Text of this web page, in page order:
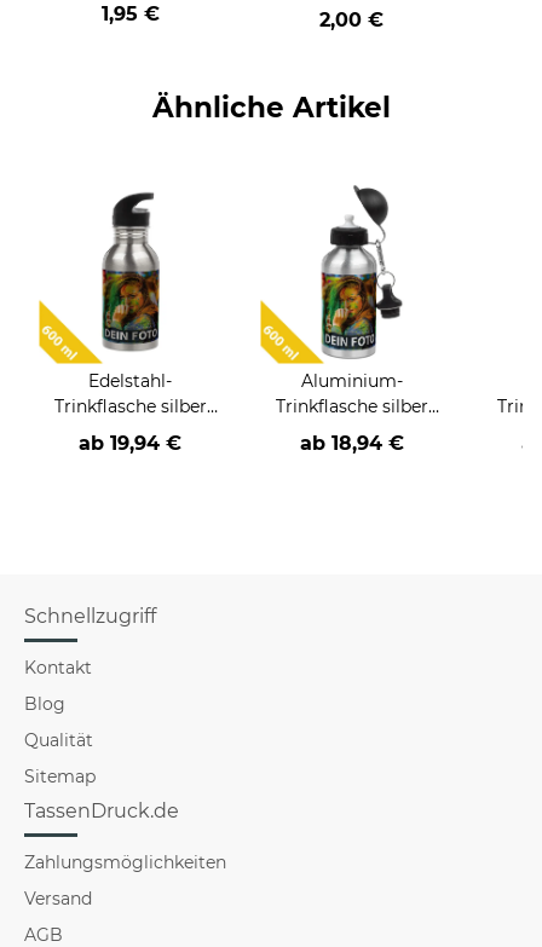
1,95 € 2,00 €
Ähnliche Artikel
Edelstahl-
Trinkflasche silber
600 ml
ab 19,94 €
Aluminium-
Trinkflasche silber
600 ml
ab 18,94 €
Schnellzugriff
Kontakt
Blog
Qualität
Sitemap
TassenDruck.de
Zahlungsmöglichkeiten
Versand
AGB